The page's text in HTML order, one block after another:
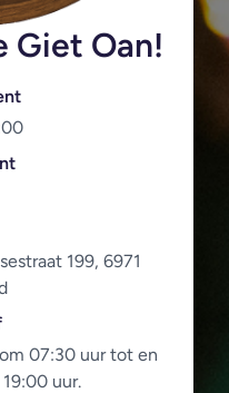
Giet Oan!
199, 6971
07:30 uur tot en
uur.